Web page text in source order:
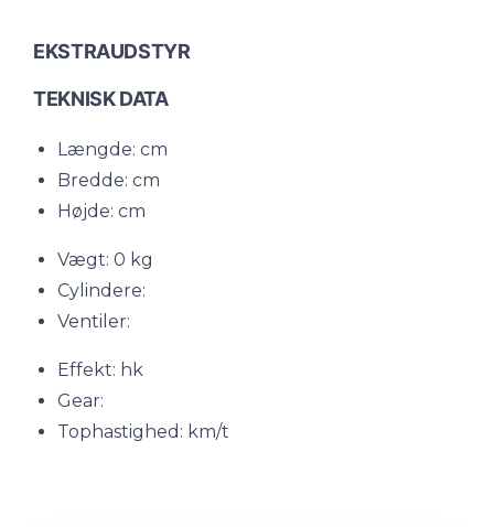
EKSTRAUDSTYR
TEKNISK DATA
Længde: cm
Bredde: cm
Højde: cm
Vægt: 0 kg
Cylindere:
Ventiler:
Effekt: hk
Gear:
Tophastighed: km/t